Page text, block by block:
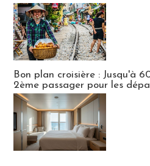
Bon plan croisière : Jusqu'à
2ème passager pour les